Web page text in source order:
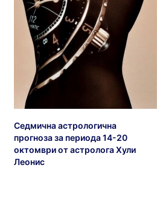
Седмична астрологична
прогноза за периода 14-20
октомври от астролога Хули
Леонис